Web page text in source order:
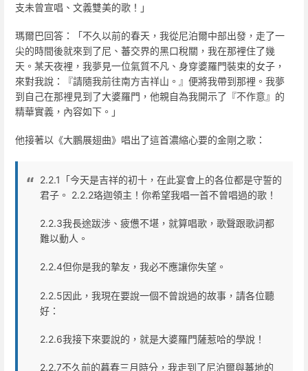
支未曾宣唱、文義雙美的歌！」
瑪爾巴回答：「不久以前的春天，我從尼泊爾中部出發，走了一
尖的時間後就來到了尼、蕃交界的黑口稅關，我在那裡住了幾
天。某天夜裡，我夢見一位氣質不凡、身穿婆羅門裝束的女子，
來對我說：『請隨我前往南方吉祥山。』便將我帶到那裡。我夢
到自己在那裡見到了大婆羅門，他親自為我開示了『不作意』的
精華實義，內容如下。」
他接著以《大鵬展翅曲》唱出了這首濃縮心要的金剛之歌：
2.2.1「今天是吉祥的初十，在此宴會上的各位都是守誓的
君子。 2.2.2珞迦領主！你希望我唱一首不曾唱過的歌！
2.2.3我長途跋涉、疲憊不堪，就算唱歌，歌聲跟歌詞都
難以動人。
2.2.4但你是我的摯友，我必不應讓你失望。
2.2.5因此，我現在要說一個不曾說過的故事，請各位聽
好：
2.2.6我接下來要說的，就是大婆羅門薩惹哈的學說！
2.2.7不久前的暮春三月時分，我走到了尼泊爾與蕃地的